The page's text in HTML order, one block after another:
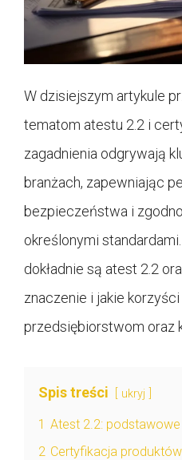
W dzisiejszym artykule
tematom atestu 2.2 i
zagadnienia odgrywają
branżach, zapewniając
bezpieczeństwa i
określonymi
dokładnie są atest 2.2
znaczenie i jakie
przedsiębiorstwom oraz
Spis treści ukryj
1 Atest 2.2:
2 Certyfikacja